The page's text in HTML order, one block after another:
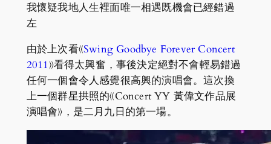
我懷疑我地人生裡面唯一相遇既機會已經錯過
左
由於上次看《Swing Goodbye Forever Concert
2011》看得太興奮，事後決定絕對不會輕易錯過
任何一個會令人感覺很高興的演唱會。這次換
上一個群星拱照的《Concert YY 黃偉文作品展
演唱會》，是二月九日的第一場。